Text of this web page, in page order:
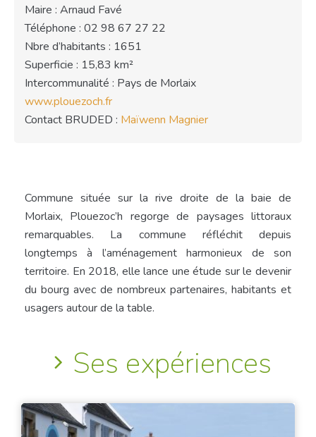
Maire : Arnaud Favé
Téléphone : 02 98 67 27 22
Nbre d’habitants : 1651
Superficie : 15,83 km²
Intercommunalité : Pays de Morlaix
www.plouezoch.fr
Contact BRUDED : Maïwenn Magnier
Commune située sur la rive droite de la baie de
Morlaix, Plouezoc’h regorge de paysages littoraux
remarquables. La commune réfléchit depuis
longtemps à l’aménagement harmonieux de son
territoire. En 2018, elle lance une étude sur le devenir
du bourg avec de nombreux partenaires, habitants et
usagers autour de la table.
Ses expériences